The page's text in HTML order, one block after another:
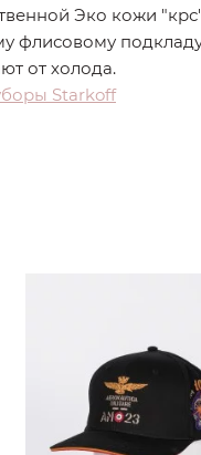
Эко кожи
флисовому
от холода.
Starkoff